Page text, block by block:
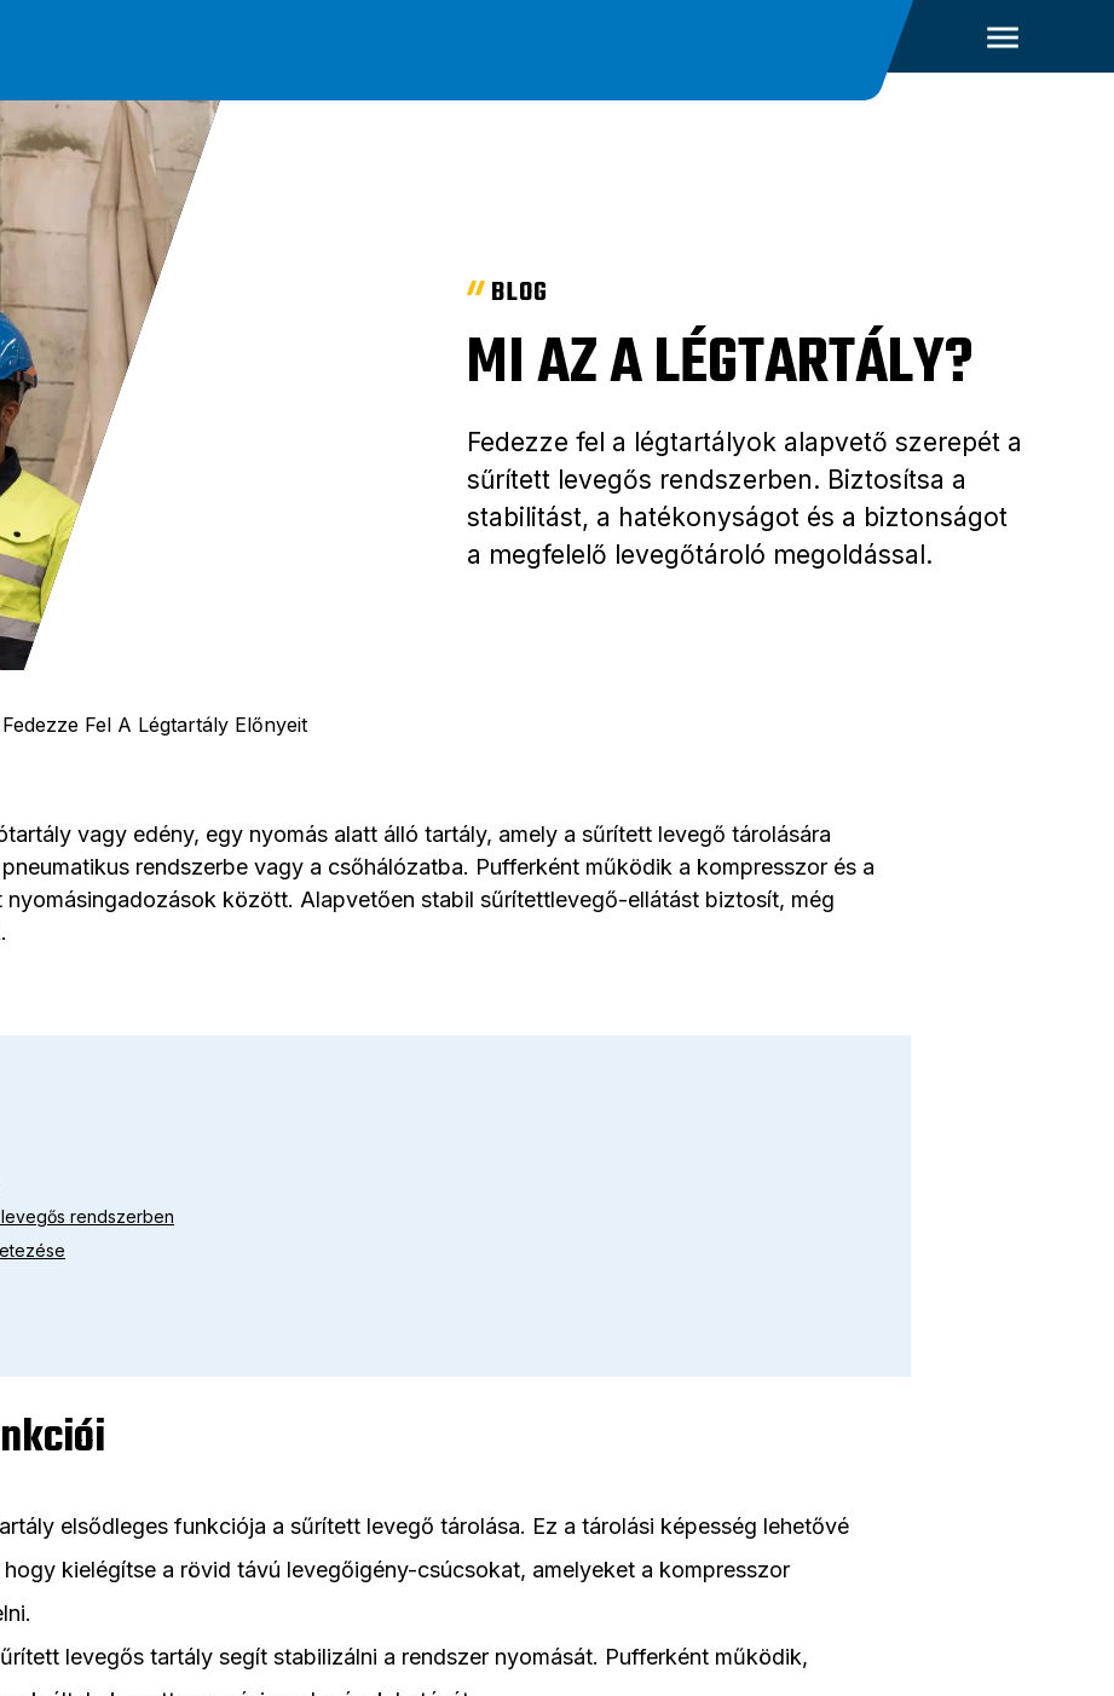
BLOG
MI AZ A LÉGTARTÁLY?
Fedezze fel a légtartályok alapvető szerepét a
sűrített levegős rendszerben. Biztosítsa a
stabilitást, a hatékonyságot és a biztonságot
a megfelelő levegőtároló megoldással.
Fedezze Fel A Légtartály Előnyeit
vagy edény, egy nyomás alatt álló tartály, amely a sűrített levegő tárolására
rendszerbe vagy a csőhálózatba. Pufferként működik a kompresszor és a
között. Alapvetően stabil sűrítettlevegő-ellátást biztosít, még
rendszerben
elsődleges funkciója a sűrített levegő tárolása. Ez a tárolási képesség lehetővé
kielégítse a rövid távú levegőigény-csúcsokat, amelyeket a kompresszor
levegős tartály segít stabilizálni a rendszer nyomását. Pufferként működik,